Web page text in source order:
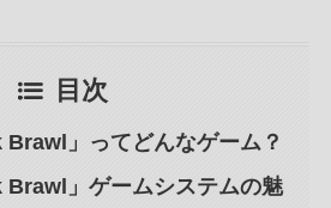
目次
Brawl」ってどんなゲーム？
Brawl」ゲームシステムの魅